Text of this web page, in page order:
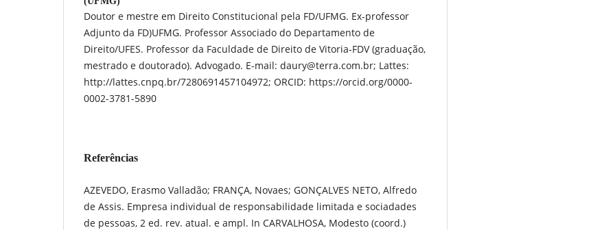
Doutor e mestre em Direito Constitucional pela FD/UFMG. Ex-professor
Adjunto da FD)UFMG. Professor Associado do Departamento de
Direito/UFES. Professor da Faculdade de Direito de Vitoria-FDV (graduação,
mestrado e doutorado). Advogado. E-mail: daury@terra.com.br; Lattes:
http://lattes.cnpq.br/7280691457104972; ORCID: https://orcid.org/0000-
0002-3781-5890
Referências
AZEVEDO, Erasmo Valladão; FRANÇA, Novaes; GONÇALVES NETO, Alfredo
de Assis. Empresa individual de responsabilidade limitada e sociadades
de pessoas, 2 ed. rev. atual. e ampl. In CARVALHOSA, Modesto (coord.)